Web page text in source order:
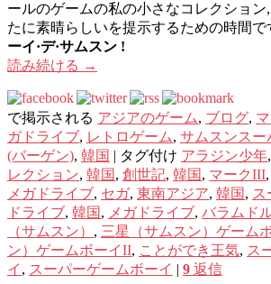
ールのゲームの私の小さなコレクション
たに素晴らしいを提示するための時間で
ーイ·デ·サムスン !
読み続ける →
で掲示される アジアのゲーム, ブログ,
ガドライブ, レトロゲーム, サムスンス
(バーゲン), 韓国 | タグ付け アラジン少年,
レクション, 韓国 , 創世記, 韓国 , マークIII,
メガドライブ, セガ, 東南アジア, 韓国 , ス
ドライブ, 韓国 , メガドライブ, バラムド
（サムスン） , 三星（サムスン）ゲーム
ン）ゲームボーイII, ことができ王気, ス
イ , スーパーゲームボーイ | 9 返信